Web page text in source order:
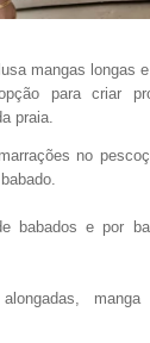
mangas longas
para criar
praia.
no
babados e por